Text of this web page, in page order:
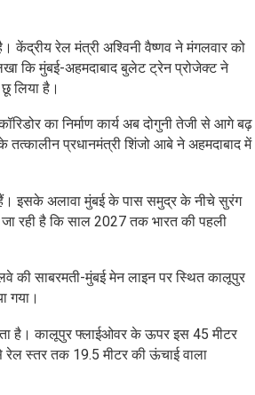
केंद्रीय रेल मंत्री अश्विनी वैष्णव ने मंगलवार को
कि मुंबई-अहमदाबाद बुलेट ट्रेन प्रोजेक्ट ने
लिया है।
का निर्माण कार्य अब दोगुनी तेजी से आगे बढ़
तत्कालीन प्रधानमंत्री शिंजो आबे ने अहमदाबाद में
हैं। इसके अलावा मुंबई के पास समुद्र के नीचे सुरंग
रही है कि साल 2027 तक भारत की पहली
की साबरमती-मुंबई मेन लाइन पर स्थित कालूपुर
गया।
है। कालूपुर फ्लाईओवर के ऊपर इस 45 मीटर
स्तर तक 19.5 मीटर की ऊंचाई वाला